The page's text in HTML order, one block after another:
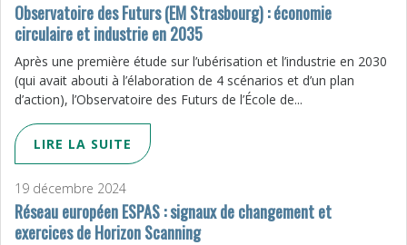
Observatoire des Futurs (EM Strasbourg) : économie
circulaire et industrie en 2035
Après une première étude sur l’ubérisation et l’industrie en 2030
(qui avait abouti à l’élaboration de 4 scénarios et d’un plan
d’action), l’Observatoire des Futurs de l’École de...
LIRE LA SUITE
19 décembre 2024
Réseau européen ESPAS : signaux de changement et
exercices de Horizon Scanning